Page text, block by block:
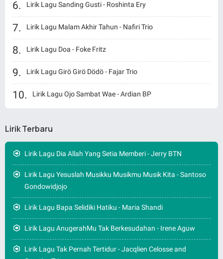
Lirik Lagu Sanding Gusti - Roshinta Ery
Lirik Lagu Malam Akhir Tahun - Nafiri Trio
Lirik Lagu Doa - Foke Fritz
Lirik Lagu Girö Girö Dödö - Fajar Trio
Lirik Lagu Ojo Sambat Wae - Ardian BP
Lirik Terbaru
Lirik Lagu Dia Allah Yang Setia Memberi - Jerry BTN
Lirik Lagu Yesuslah Musikku Musikmu Musik Kita - Santoso
Gondowidjojo
Lirik Lagu Bapa Selidiki Hatiku - Maria Shandi
Lirik Lagu AnugerahMu Tak Berkesudahan - Irene Aguw
Lirik Lagu Tak Pernah Tertidur - Jacqlien Celosse and